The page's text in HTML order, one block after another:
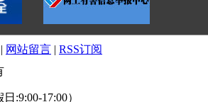
| 网站留言 | RSS订阅
:9:00-17:00）